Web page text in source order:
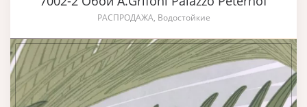
РАСПРОДАЖА, Водостойкие